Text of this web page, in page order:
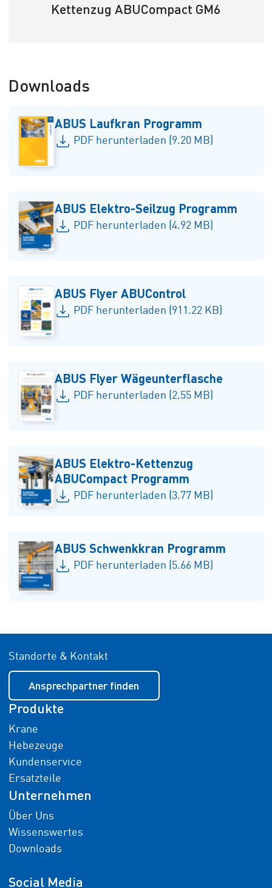
Kettenzug ABUCompact GM6
Downloads
ABUS Laufkran Programm
PDF herunterladen (9.20 MB)
ABUS Elektro-Seilzug Programm
PDF herunterladen (4.92 MB)
ABUS Flyer ABUControl
PDF herunterladen (911.22 KB)
ABUS Flyer Wägeunterflasche
PDF herunterladen (2.55 MB)
ABUS Elektro-Kettenzug
ABUCompact Programm
PDF herunterladen (3.77 MB)
ABUS Schwenkkran Programm
PDF herunterladen (5.66 MB)
Standorte & Kontakt
Ansprechpartner finden
Produkte
Krane
Hebezeuge
Kundenservice
Ersatzteile
Unternehmen
Über Uns
Wissenswertes
Downloads
Social Media